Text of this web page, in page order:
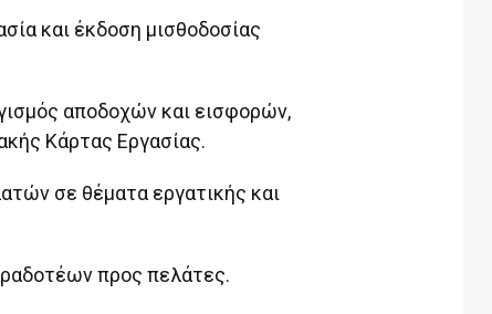
και έκδοση μισθοδοσίας
αποδοχών και εισφορών,
Κάρτας Εργασίας.
σε θέματα εργατικής και
προς πελάτες.